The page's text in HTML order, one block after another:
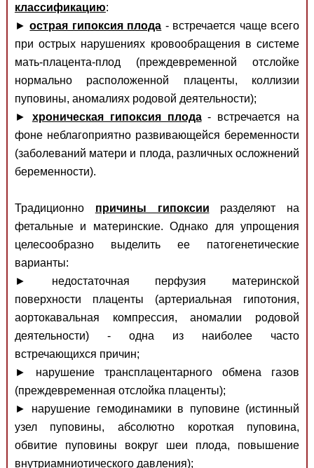
классификацию:
►острая гипоксия плода - встречается чаще всего
при острых нарушениях кровообращения в системе
мать-плацента-плод (преждевременной отслойке
нормально расположенной плаценты, коллизии
пуповины, аномалиях родовой деятельности);
► хроническая гипоксия плода- встречается на
фоне неблагоприятно развивающейся беременности
(заболеваний матери и плода, различных осложнений
беременности).
Традиционно причины гипоксии разделяют на
фетальные и материнские. Однако для упрощения
целесообразно выделить ее патогенетические
варианты:
► недостаточная перфузия материнской
поверхности плаценты (артериальная гипотония,
аортокавальная компрессия, аномалии родовой
деятельности) - одна из наиболее часто
встречающихся причин;
► нарушение трансплацентарного обмена газов
(преждевременная отслойка плаценты);
► нарушение гемодинамики в пуповине (истинный
узел пуповины, абсолютно короткая пуповина,
обвитие пуповины вокруг шеи плода, повышение
внутриамниотического давления);